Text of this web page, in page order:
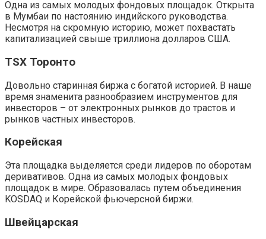
Одна из самых молодых фондовых площадок. Открыта
в Мумбаи по настоянию индийского руководства.
Несмотря на скромную историю, может похвастать
капитализацией свыше триллиона долларов США.
ТSХ Торонто
Довольно старинная биржа с богатой историей. В наше
время знаменита разнообразием инструментов для
инвесторов – от электронных рынков до трастов и
рынков частных инвесторов.
Корейская
Эта площадка выделяется среди лидеров по оборотам
деривативов. Одна из самых молодых фондовых
площадок в мире. Образовалась путем объединения
KOSDAQ и Корейской фьючерсной биржи.
Швейцарская